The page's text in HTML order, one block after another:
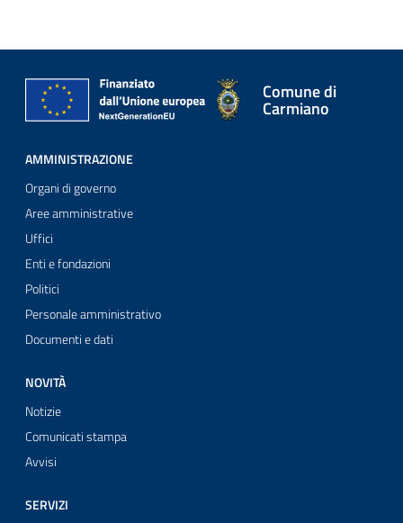
Comune di
Carmiano
AMMINISTRAZIONE
Organi di governo
Aree amministrative
Uffici
Enti e fondazioni
Politici
Personale amministrativo
Documenti e dati
NOVITÀ
Notizie
Comunicati stampa
Avvisi
SERVIZI